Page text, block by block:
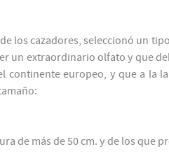
los cazadores, seleccionó un
un extraordinario olfato y que
europeo, y que a la
de más de 50 cm. y de los que